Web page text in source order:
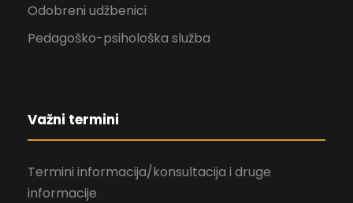
Odobreni udžbenici
Pedagoško-psihološka služba
Važni termini
Termini informacija/konsultacija i druge
informacije